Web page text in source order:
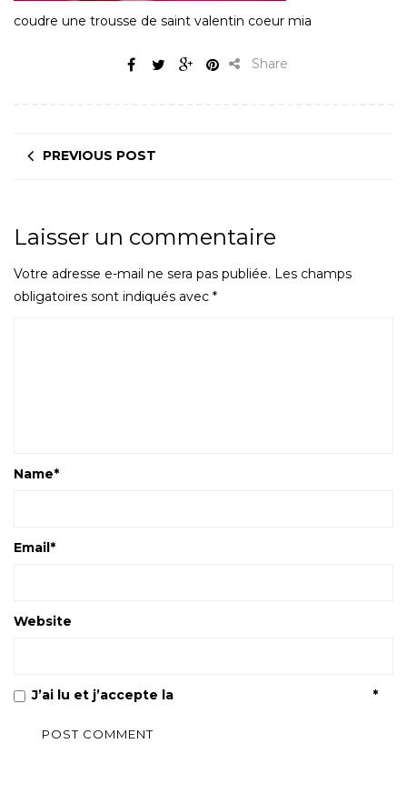
coudre une trousse de saint valentin coeur mia
Share
PREVIOUS POST
Laisser un commentaire
Votre adresse e-mail ne sera pas publiée. Les champs
obligatoires sont indiqués avec *
Name*
Email*
Website
J’ai lu et j’accepte la *